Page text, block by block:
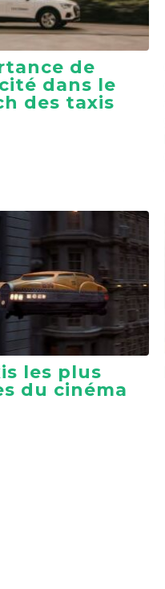
de
dans le
des taxis
les plus
du cinéma